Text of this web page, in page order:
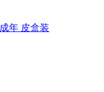
成年 皮盒装